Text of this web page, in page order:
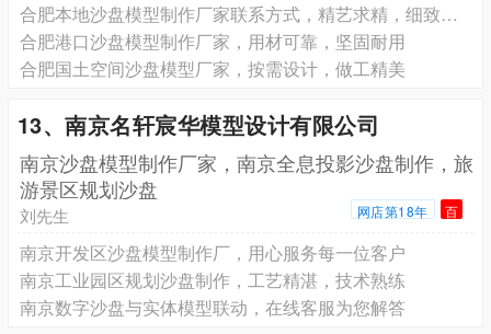
合肥本地沙盘模型制作厂家联系方式，精艺求精，细致入微
合肥港口沙盘模型制作厂家，用材可靠，坚固耐用
合肥国土空间沙盘模型厂家，按需设计，做工精美
13、南京名轩宸华模型设计有限公司
南京沙盘模型制作厂家，南京全息投影沙盘制作，旅
游景区规划沙盘
刘先生 网店第18年 百
南京开发区沙盘模型制作厂，用心服务每一位客户
南京工业园区规划沙盘制作，工艺精湛，技术熟练
南京数字沙盘与实体模型联动，在线客服为您解答